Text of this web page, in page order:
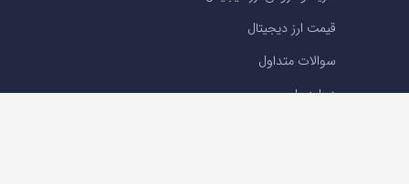
قیمت ارز دیجیتال
سوالات متداول
درباره ما